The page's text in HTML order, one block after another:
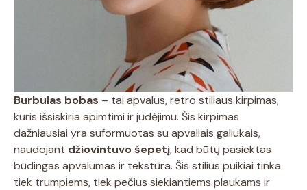
Burbulas bobas – tai apvalus, retro stiliaus kirpimas,
kuris išsiskiria apimtimi ir judėjimu. Šis kirpimas
dažniausiai yra suformuotas su apvaliais galiukais,
naudojant džiovintuvo šepetį, kad būtų pasiektas
būdingas apvalumas ir tekstūra. Šis stilius puikiai tinka
tiek trumpiems, tiek pečius siekiantiems plaukams ir